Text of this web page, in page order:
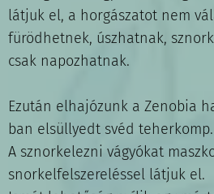
látjuk el, a horgászatot nem
fürödhetnek, úszhatnak,
csak napozhatnak.
Ezután elhajózunk a Zenobia
ban elsüllyedt svéd teherkomp.
A sznorkelezni vágyókat
snorkelfelszereléssel látjuk el.